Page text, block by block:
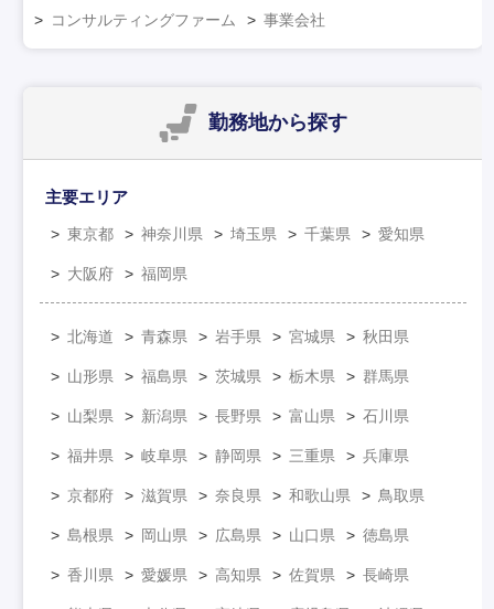
コンサルティングファーム 事業会社
勤務地から探す
主要エリア
東京都 神奈川県 埼玉県 千葉県 愛知県
大阪府 福岡県
北海道 青森県 岩手県 宮城県 秋田県
山形県 福島県 茨城県 栃木県 群馬県
山梨県 新潟県 長野県 富山県 石川県
福井県 岐阜県 静岡県 三重県 兵庫県
京都府 滋賀県 奈良県 和歌山県 鳥取県
島根県 岡山県 広島県 山口県 徳島県
香川県 愛媛県 高知県 佐賀県 長崎県